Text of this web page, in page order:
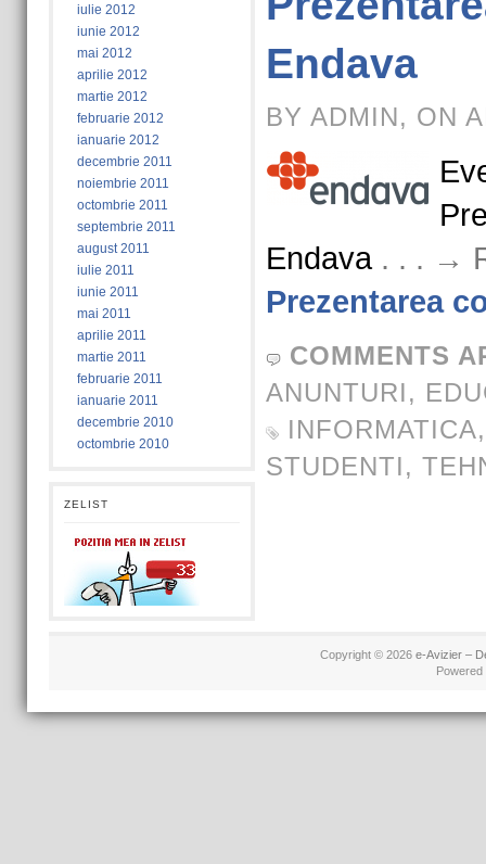
iulie 2012
iunie 2012
mai 2012
aprilie 2012
martie 2012
februarie 2012
ianuarie 2012
decembrie 2011
noiembrie 2011
octombrie 2011
septembrie 2011
august 2011
iulie 2011
iunie 2011
mai 2011
aprilie 2011
martie 2011
februarie 2011
ianuarie 2011
decembrie 2010
octombrie 2010
ZELIST
Endava
BY ADMIN, ON
Endava . . . →
Prezentarea
COMMENTS
ANUNTURI,
INFORMATICA
STUDENTI,
Copyright © 2026 e-Avizier –